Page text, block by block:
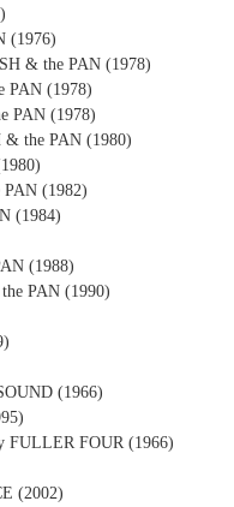
(1976)
& the PAN (1978)
PAN (1978)
PAN (1978)
& the PAN (1980)
(1982)
(1984)
(1988)
PAN (1990)
(1966)
FULLER FOUR (1966)
(2002)